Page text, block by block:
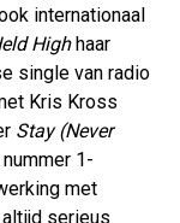
internationaal
Highhaar
single van radio
Kris Kross
Stay (Never
1-
met
serieus